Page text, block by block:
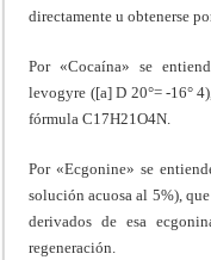
directamente u obtenerse
Por «Cocaína» se
levogyre ([a] D 20°= -16°
fórmula C17H21O4N.
Por «Ecgonine» se
solución acuosa al 5%),
derivados de esa
regeneración.